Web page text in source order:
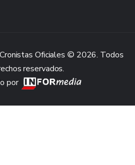
Oficiales © 2026. Todos
reservados.
por